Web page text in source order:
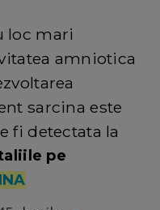
loc mari
amniotica
sarcina este
fi detectata la
pe